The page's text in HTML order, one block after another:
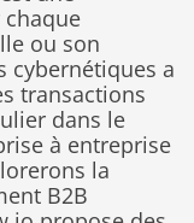
ou son
cybernétiques a
transactions
dans le
à entreprise
la
B2B